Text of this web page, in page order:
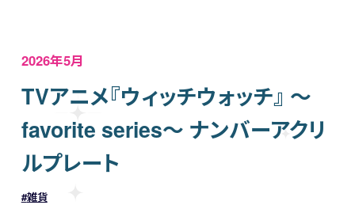
2026年5月
TVアニメ『ウィッチウォッチ』 〜
favorite series〜 ナンバーアクリ
ルプレート
雑貨